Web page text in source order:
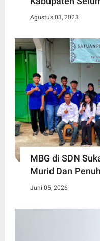
Agustus 03, 2023
MBG di SDN
Murid Dan
Juni 05, 2026